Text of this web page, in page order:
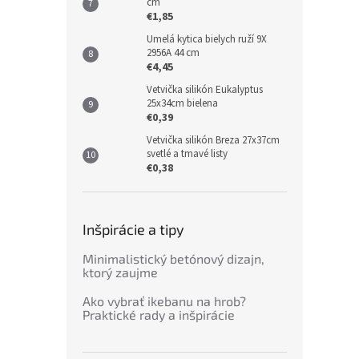
€1,85
Umelá kytica bielych ruží 9X
2956A 44 cm
€4,45
Vetvička silikón Eukalyptus
25x34cm bielena
€0,39
Vetvička silikón Breza 27x37cm
svetlé a tmavé listy
€0,38
Inšpirácie a tipy
Minimalistický betónový dizajn,
ktorý zaujme
Ako vybrať ikebanu na hrob?
Praktické rady a inšpirácie